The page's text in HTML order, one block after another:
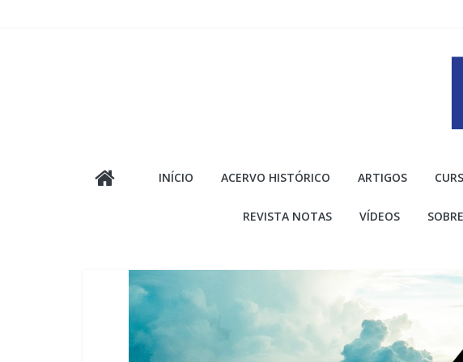
da
INÍCIO ACERVO HISTÓRICO ARTIGOS
REVISTA NOTAS VÍDEOS